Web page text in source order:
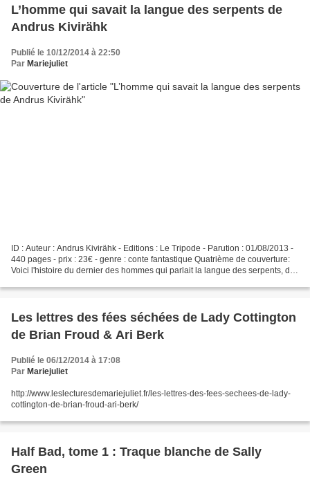
L’homme qui savait la langue des serpents de
Andrus Kivirähk
Publié le 10/12/2014 à 22:50
Par Mariejuliet
ID : Auteur : Andrus Kivirähk - Editions : Le Tripode - Parution : 01/08/2013 -
440 pages - prix : 23€ - genre : conte fantastique Quatrième de couverture:
Voici l'histoire du dernier des hommes qui parlait la langue des serpents, de
Les lettres des fées séchées de Lady Cottington
de Brian Froud & Ari Berk
Publié le 06/12/2014 à 17:08
Par Mariejuliet
http://www.leslecturesdemariejuliet.fr/les-lettres-des-fees-sechees-de-lady-
cottington-de-brian-froud-ari-berk/
Half Bad, tome 1 : Traque blanche de Sally
Green